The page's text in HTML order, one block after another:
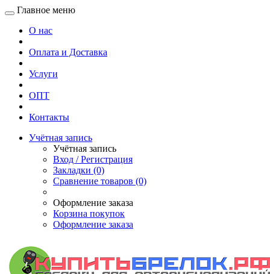
Главное меню
О нас
Оплата и Доставка
Услуги
ОПТ
Контакты
Учётная запись
Учётная запись
Вход / Регистрация
Закладки (0)
Сравнение товаров (0)
Оформление заказа
Корзина покупок
Оформление заказа